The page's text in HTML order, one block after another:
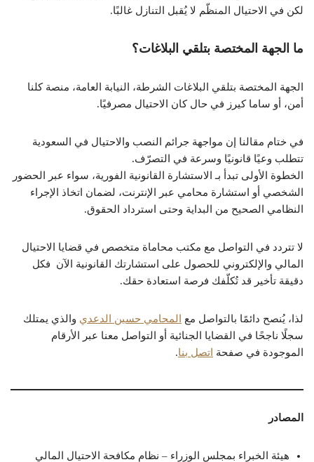
لكن في الاحتيال المنظّم لا يُقبل التنازل غالبًا.
ما الجهة المختصة بتلقي البلاغات؟
الجهة المختصة بتلقي البلاغات الشرطة، النيابة العامة، منصة كلنا
أمن، أو ساما كيرز في حال كان الاحتيال مصرفيًا.
في ختام مقالنا إن مواجهة جرائم النصب والاحتيال في السعودية
تتطلب وعيًا قانونيًا وسرعة في التصرّف.
الخطوة الأولى تبدأ بـ الاستشارة القانونية الفورية، سواء عبر الحضور
الشخصي أو استشارة محامي عبر الإنترنت، لضمان اتخاذ الإجراء
النظامي الصحيح من البداية وحتى استرداد الحقوق.
لا تتردد في التواصل مع مكتب محاماة متخصص في قضايا الاحتيال
المالي والإلكتروني للحصول على استشارتك القانونية الآن فكل
دقيقة تأخير قد تُكلّفك فرصة استعادة حقك.
لذا، يُنصح دائمًا بالتواصل مع المحامي حسين الدعدي والذي يمتلك
سجلًا ناجحًا في القضايا الجنائية أو التواصل معنا عبر الأرقام
الموجودة في صفحة اتصل بنا.
المصادر
هيئة الخبراء بمجلس الوزراء – نظام مكافحة الاحتيال المالي